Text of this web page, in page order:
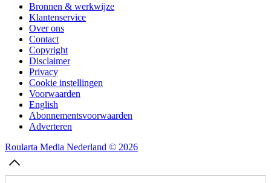
Bronnen & werkwijze
Klantenservice
Over ons
Contact
Copyright
Disclaimer
Privacy
Cookie instellingen
Voorwaarden
English
Abonnementsvoorwaarden
Adverteren
Roularta Media Nederland © 2026